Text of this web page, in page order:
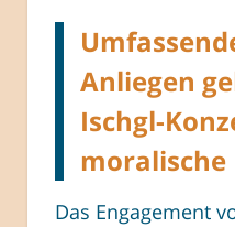
Anliegen
Ischgl-
moralische
Das Engagement